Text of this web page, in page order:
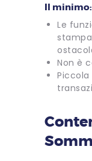
Il minimo:
Le
Non è